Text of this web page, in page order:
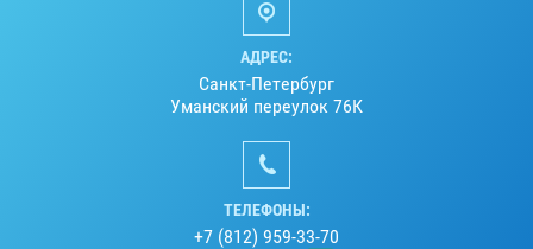
АДРЕС:
Санкт-Петербург
Уманский переулок 76К
ТЕЛЕФОНЫ:
+7 (812) 959-33-70